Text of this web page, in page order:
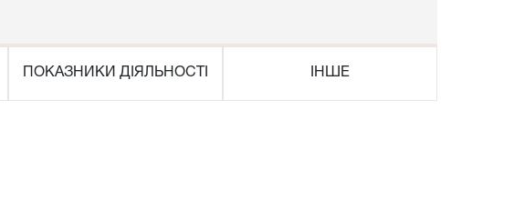
ПОКАЗНИКИ ДІЯЛЬНОСТІ ІНШЕ